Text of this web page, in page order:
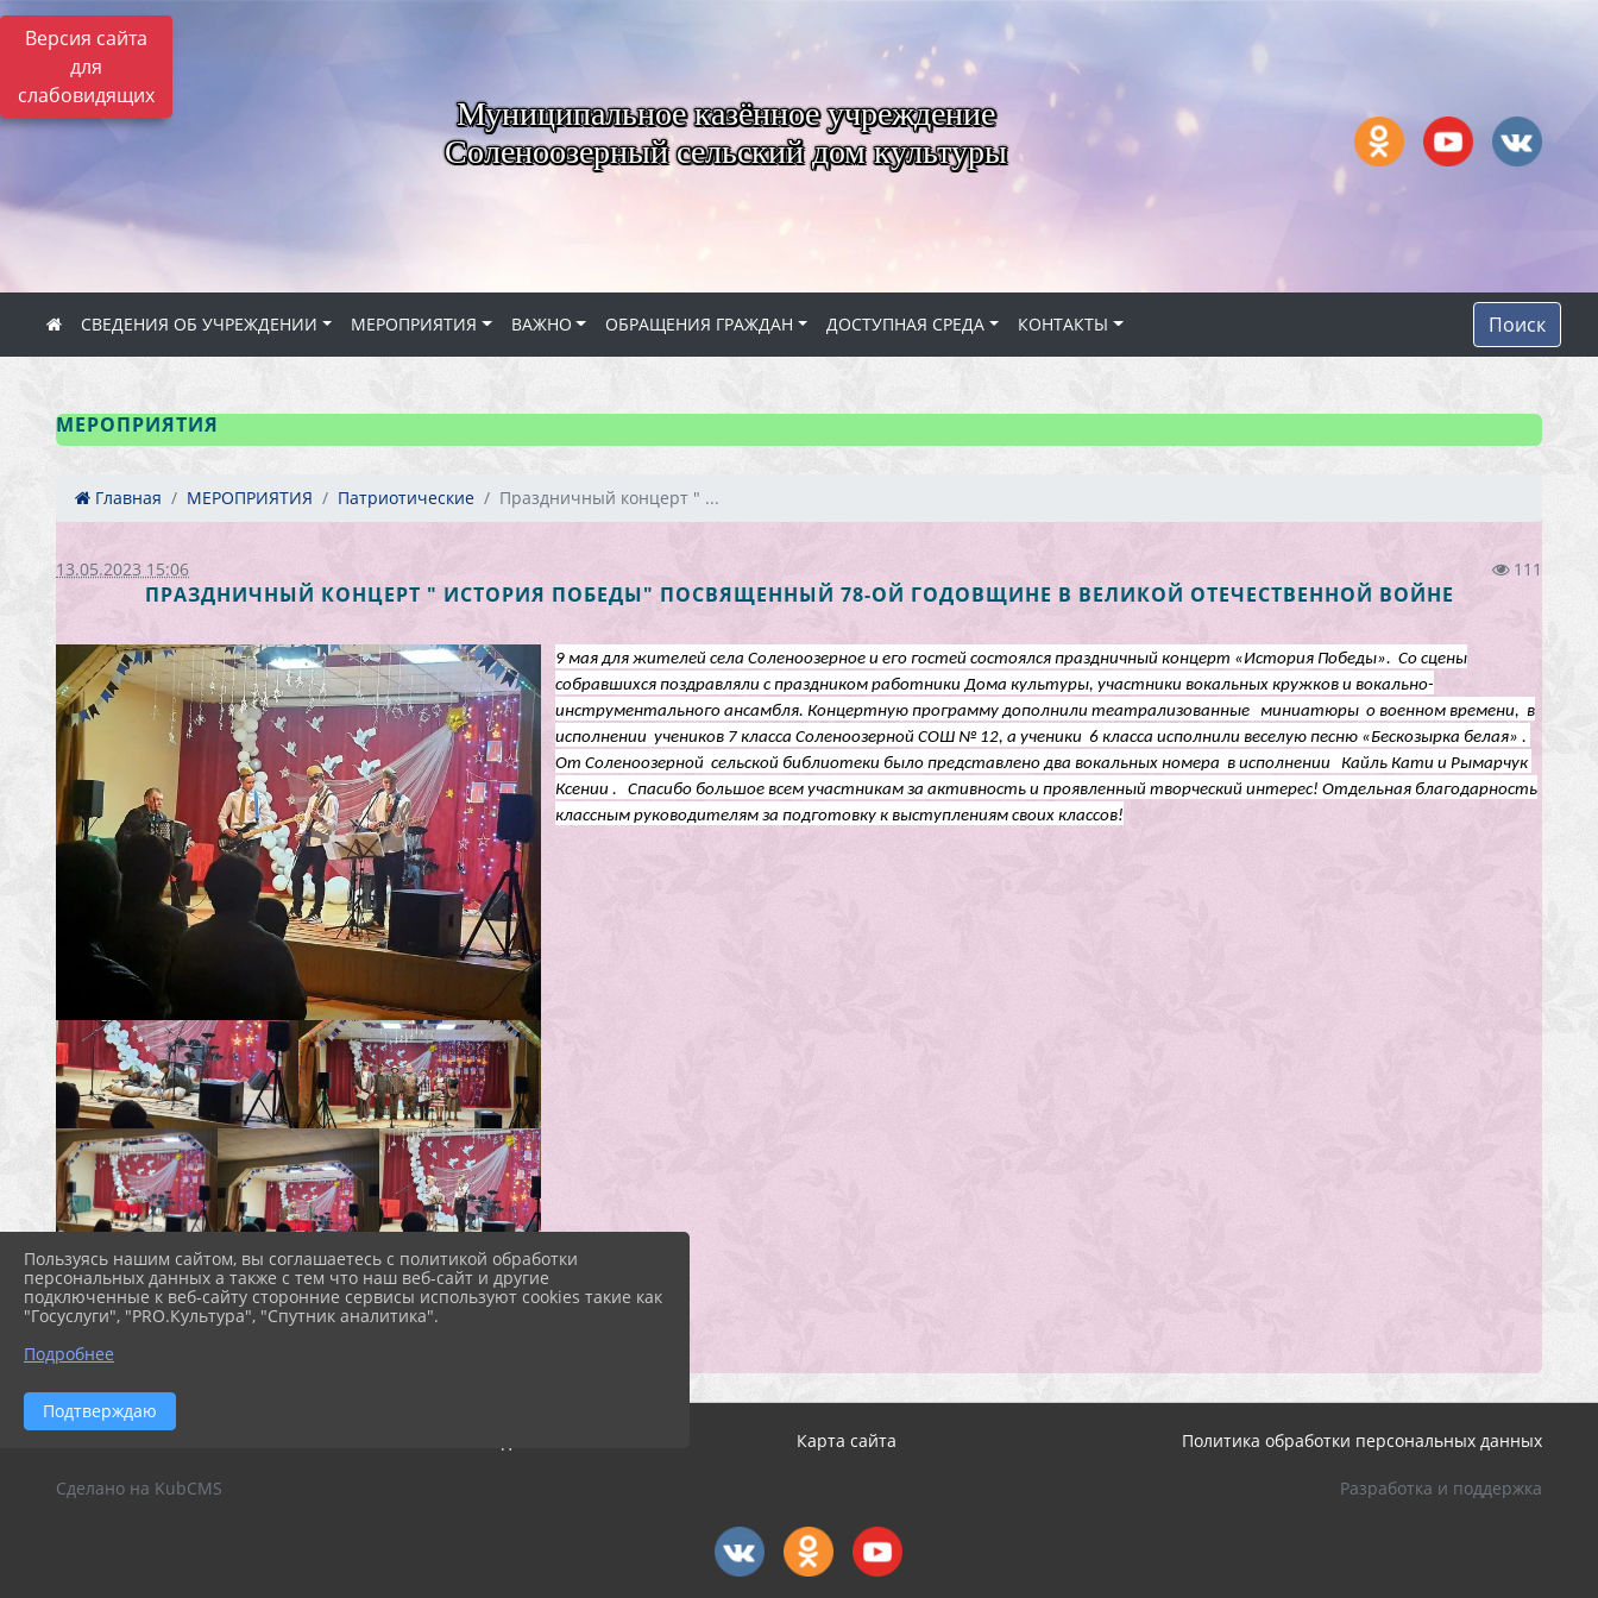
Версия сайта
для
слабовидящих
Муниципальное казённое учреждение
Соленоозерный сельский дом культуры
СВЕДЕНИЯ ОБ УЧРЕЖДЕНИИ МЕРОПРИЯТИЯ ВАЖНО ОБРАЩЕНИЯ ГРАЖДАН ДОСТУПНАЯ СРЕДА КОНТАКТЫ Поиск
МЕРОПРИЯТИЯ
Главная МЕРОПРИЯТИЯ Патриотические Праздничный концерт " ...
13.05.2023 15:06 111
ПРАЗДНИЧНЫЙ КОНЦЕРТ " ИСТОРИЯ ПОБЕДЫ" ПОСВЯЩЕННЫЙ 78-ОЙ ГОДОВЩИНЕ В ВЕЛИКОЙ ОТЕЧЕСТВЕННОЙ ВОЙНЕ
9 мая для жителей села Соленоозерное и его гостей состоялся праздничный концерт «История Победы». Со сцены
собравшихся поздравляли с праздником работники Дома культуры, участники вокальных кружков и вокально-
инструментального ансамбля. Концертную программу дополнили театрализованные миниатюры о военном времени, в
исполнении учеников 7 класса Соленоозерной СОШ № 12, а ученики 6 класса исполнили веселую песню «Бескозырка белая» .
От Соленоозерной сельской библиотеки было представлено два вокальных номера в исполнении Кайль Кати и Рымарчук
Ксении . Спасибо большое всем участникам за активность и проявленный творческий интерес! Отдельная благодарность
классным руководителям за подготовку к выступлениям своих классов!
Карта сайта Политика обработки персональных данных
Сделано на KubCMS Разработка и поддержка
Пользуясь нашим сайтом, вы соглашаетесь с политикой обработки
персональных данных а также с тем что наш веб-сайт и другие
подключенные к веб-сайту сторонние сервисы используют cookies такие как
"Госуслуги", "PRO.Культура", "Спутник аналитика".
Подробнее
Подтверждаю